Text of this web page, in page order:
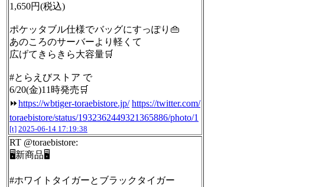
1,650円(税込)
ポケッタブル仕様でバッグにすっぽり👜
あのころのサーバーより軽くて
広げてきらきら大容量🛒
#とらえびストア で
6/20(金)11時発売🛒
⏩https://wbtiger-toraebistore.jp/ https://twitter.com/
toraebistore/status/1932362449321365886/photo/1
[t] 2025-06-14 17:19:38
RT @toraebistore:
🖥新商品🖥
#ホワイトタイガーとブラックタイガー